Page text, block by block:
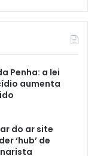
Penha: a lei
aumenta
do ar site
‘hub’ de